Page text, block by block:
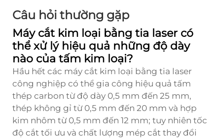
Câu hỏi thường gặp
Máy cắt kim loại bằng tia laser có
thể xử lý hiệu quả những độ dày
nào của tấm kim loại?
Hầu hết các máy cắt kim loại bằng tia laser
công nghiệp có thể gia công hiệu quả tấm
thép carbon từ độ dày 0,5 mm đến 25 mm,
thép không gỉ từ 0,5 mm đến 20 mm và hợp
kim nhôm từ 0,5 mm đến 12 mm; tuy nhiên tốc
độ cắt tối ưu và chất lượng mép cắt thay đổi